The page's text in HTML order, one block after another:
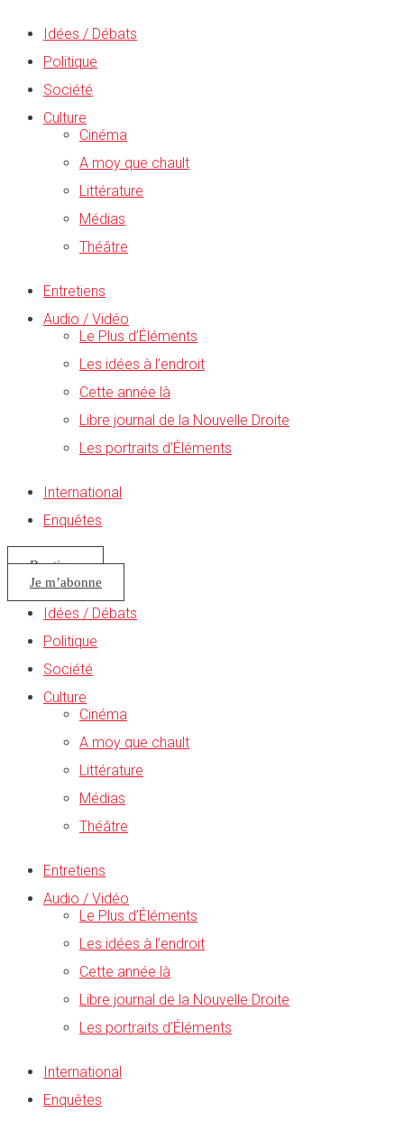
Idées / Débats
Politique
Société
Culture
Cinéma
A moy que chault
Littérature
Médias
Théâtre
Entretiens
Audio / Vidéo
Le Plus d’Éléments
Les idées à l’endroit
Cette année là
Libre journal de la Nouvelle Droite
Les portraits d’Éléments
International
Enquêtes
Boutique
Je m’abonne
Idées / Débats
Politique
Société
Culture
Cinéma
A moy que chault
Littérature
Médias
Théâtre
Entretiens
Audio / Vidéo
Le Plus d’Éléments
Les idées à l’endroit
Cette année là
Libre journal de la Nouvelle Droite
Les portraits d’Éléments
International
Enquêtes